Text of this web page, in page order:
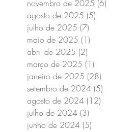
novembro de 2025 (6)
agosto de 2025 (5)
julho de 2025 (7)
maio de 2025 (1)
abril de 2025 (2)
março de 2025 (1)
janeiro de 2025 (28)
setembro de 2024 (5)
agosto de 2024 (12)
julho de 2024 (3)
junho de 2024 (5)